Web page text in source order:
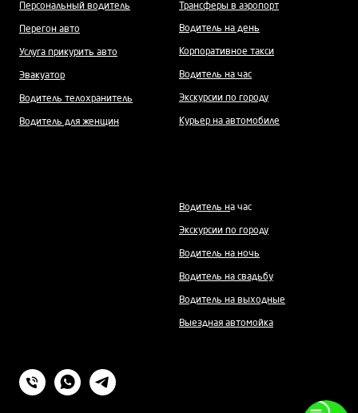
Персональный водитель
Перегон авто
Услуга прикурить авто
Эвакуатор
Водитель телохранитель
Водитель для женщин
Трансферы в аэропорт
Водитель на день
Корпоративное такси
Водитель на час
Экскурсии по городу
Курьер на автомобиле
Водитель на час
Экскурсии по городу
Водитель на ночь
Водитель на свадьбу
Водитель на выходные
Выездная автомойка